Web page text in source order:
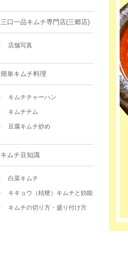
三口一品キムチ専門店(三郷店)
店舗写真
簡単キムチ料理
キムチチャーハン
キムチチム
豆腐キムチ炒め
キムチ豆知識
白菜キムチ
キキョウ（桔梗）キムチと効能
キムチの切り方・盛り付け方